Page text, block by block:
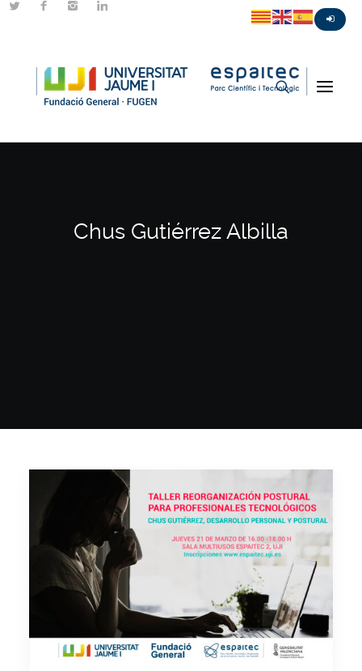
Chus Gutiérrez Albilla